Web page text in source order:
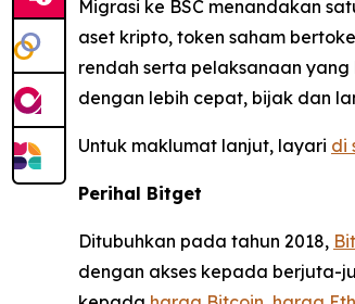
Migrasi ke BSC menandakan
aset kripto, token saham
rendah serta pelaksanaan
dengan lebih cepat, bijak dan
Untuk maklumat lanjut, layari di
Perihal Bitget
Ditubuhkan pada tahun 2018,
dengan akses kepada berjuta-